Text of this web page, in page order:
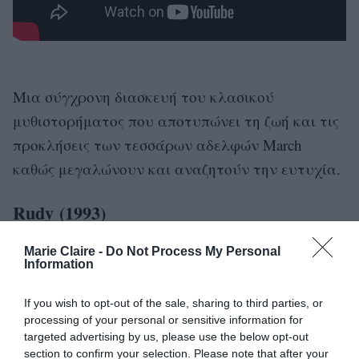
Marie Claire - Do Not Process My Personal
Information
If you wish to opt-out of the sale, sharing to third parties, or
processing of your personal or sensitive information for
targeted advertising by us, please use the below opt-out
section to confirm your selection. Please note that after your
Μια σύγχρονη διασκευή του κλασικού
μυθιστορήματος που αποτυπώνει τη ζωή και τις
προκλήσεις των τεσσάρων αδελφών March
καθώς μεγαλώνουν και αναζητούν την ευτυχία.
Rudy (1993)